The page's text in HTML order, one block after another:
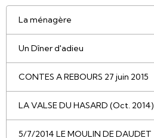
La ménagère
Un Dîner d'adieu
CONTES A REBOURS 27 juin 2015
LA VALSE DU HASARD (Oct. 2014)
5/7/2014 LE MOULIN DE DAUDET